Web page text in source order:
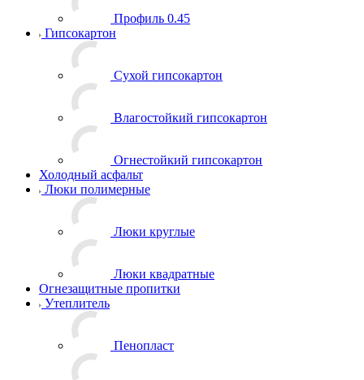
Профиль 0.45
Гипсокартон
Сухой гипсокартон
Влагостойкий гипсокартон
Огнестойкий гипсокартон
Холодный асфальт
Люки полимерные
Люки круглые
Люки квадратные
Огнезащитные пропитки
Утеплитель
Пенопласт